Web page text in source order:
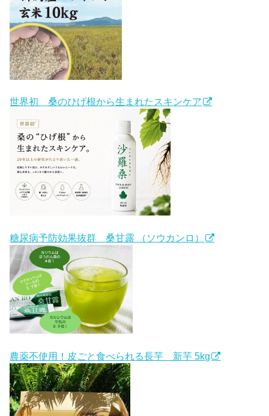
世界初 桑のひげ根から生まれたスキンケア
糖尿病予防効果抜群 桑甘露 （ソウカンロ）
農薬不使用！皮ごと食べられる長芋 新芋 5kg